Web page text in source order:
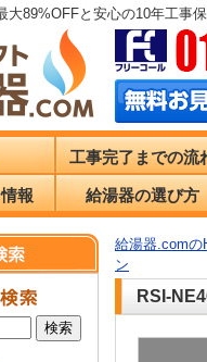
大89%OFFと安心の10年工事
工事完了までの流
報 給湯器の選び方
給湯器.comの
ン
RSI-